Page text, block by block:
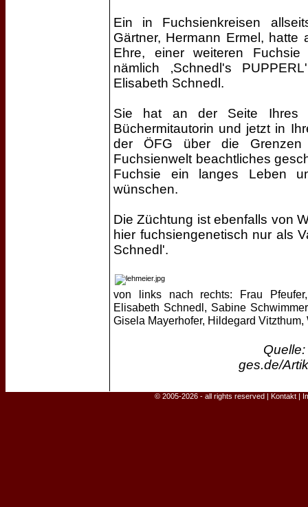
Ein in Fuchsienkreisen
Gärtner, Hermann Ermel,
Ehre, einer weiteren
nämlich ‚Schnedl's
Elisabeth Schnedl.
Sie hat an der Seite Ihres
Büchermitautorin und jetzt in
der ÖFG über die
Fuchsienwelt beachtliches
Fuchsie ein langes Leben
wünschen.
Die Züchtung ist ebenfalls von
hier fuchsiengenetisch nur als
Schnedl'.
von links nach rechts: Frau
Elisabeth Schnedl, Sabine
Gisela Mayerhofer, Hildegard Vitzthum,
ges.de/
© 2005-2026 - all rights reserved | Kontakt |